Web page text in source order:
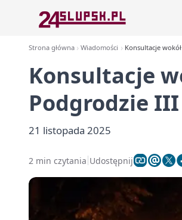
Strona główna Wiadomości Konsultacje
Konsultacje
Podgrodzie
21 listopada 2025
2 min czytania Udostępnij